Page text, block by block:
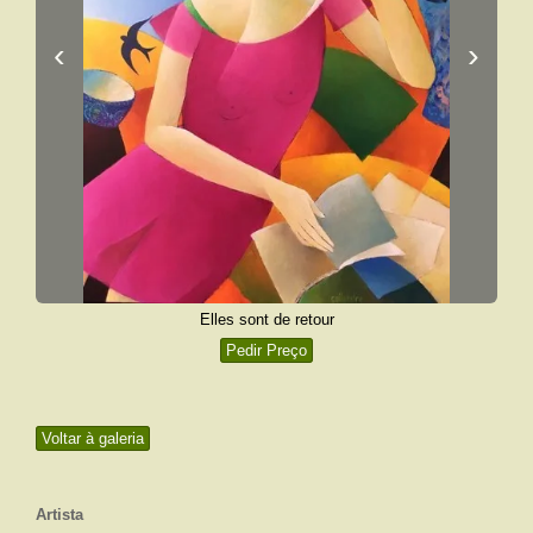
Voltar à galeria
Artista
‹ ›
Elles sont de retour
Pedir Preço